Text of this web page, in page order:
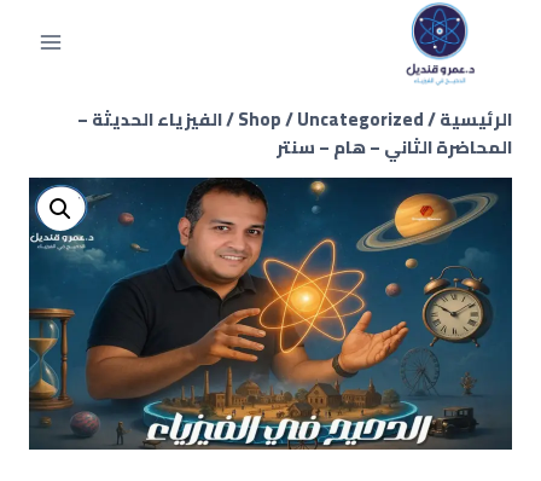
الرئيسية/
Shop/Uncategorized
/الفيزياء الحديثة –
المحاضرة الثاني – هام – سنتر